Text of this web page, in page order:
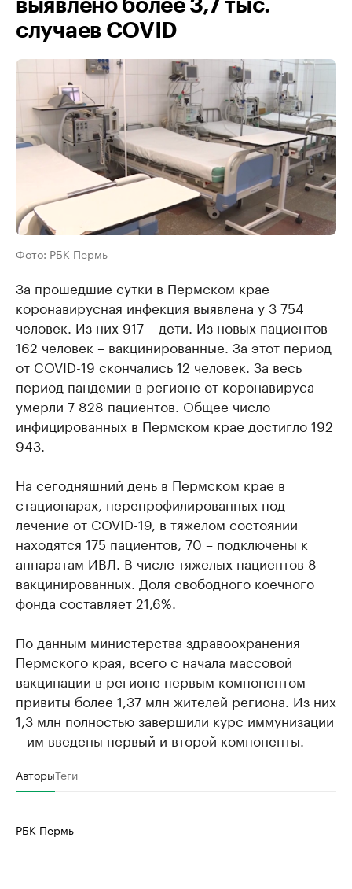
выявлено более 3,7 тыс.
случаев COVID
Фото: РБК Пермь
За прошедшие сутки в Пермском крае
коронавирусная инфекция выявлена у 3 754
человек. Из них 917 – дети. Из новых пациентов
162 человек – вакцинированные. За этот период
от COVID-19 скончались 12 человек. За весь
период пандемии в регионе от коронавируса
умерли 7 828 пациентов. Общее число
инфицированных в Пермском крае достигло 192
943.
На сегодняшний день в Пермском крае в
стационарах, перепрофилированных под
лечение от COVID-19, в тяжелом состоянии
находятся 175 пациентов, 70 – подключены к
аппаратам ИВЛ. В числе тяжелых пациентов 8
вакцинированных. Доля свободного коечного
фонда составляет 21,6%.
По данным министерства здравоохранения
Пермского края, всего с начала массовой
вакцинации в регионе первым компонентом
привиты более 1,37 млн жителей региона. Из них
1,3 млн полностью завершили курс иммунизации
– им введены первый и второй компоненты.
АвторыТеги
РБК Пермь